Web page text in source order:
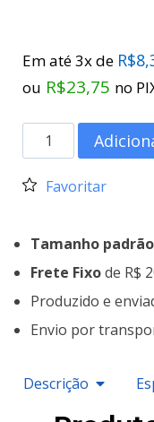
Em até 3x de R$
ou R$23,75 no
Favoritar
Tamanho
Frete Fixode R$
Produzido e
Envio por
Descrição